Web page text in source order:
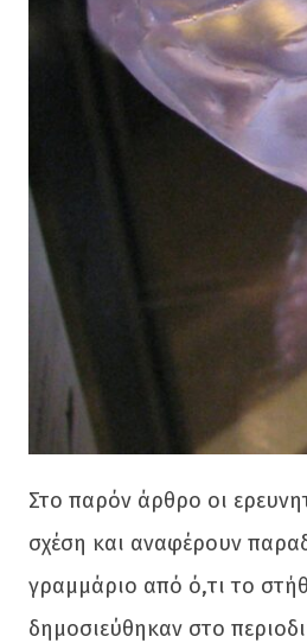
Στο παρόν άρθρο οι
σχέση και αναφέρουν
γραμμάριο από ό,τι το
δημοσιεύθηκαν στο